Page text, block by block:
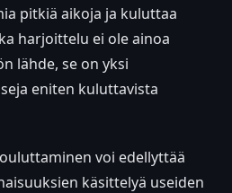
pitkiä aikoja ja kuluttaa
harjoittelu ei ole ainoa
lähde, se on yksi
eniten kuluttavista
voi edellyttää
käsittelyä useiden